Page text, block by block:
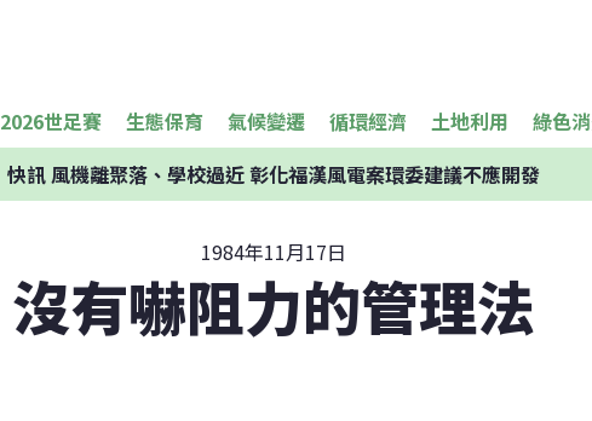
2026世足賽 生態保育 氣候變遷 循環經濟 土地利用 綠色
快訊風機離聚落、學校過近 彰化福漢風電案環委建議不應開發
1984年11月17日
沒有嚇阻力的管理法